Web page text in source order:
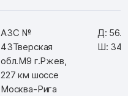
АЗС №
43Тверская
обл.М9 г.Ржев,
227 км шоссе
Москва-Рига
Д:
Ш: